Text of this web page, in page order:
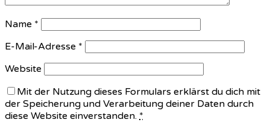
Name *
E-Mail-Adresse *
Website
Mit der Nutzung dieses Formulars erklärst du dich mit
der Speicherung und Verarbeitung deiner Daten durch
diese Website einverstanden. *